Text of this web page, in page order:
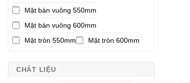
Mặt bàn vuông 550mm
Mặt bàn vuông 600mm
Mặt tròn 550mm
Mặt tròn 600mm
CHẤT LIỆU